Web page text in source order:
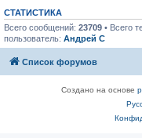
СТАТИСТИКА
Всего сообщений: 23709 • Всего
пользователь: Андрей С
Список форумов
Создано на основе